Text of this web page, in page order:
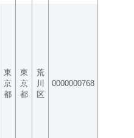
東
京
都
東
京
都
荒
川
区
0000000768